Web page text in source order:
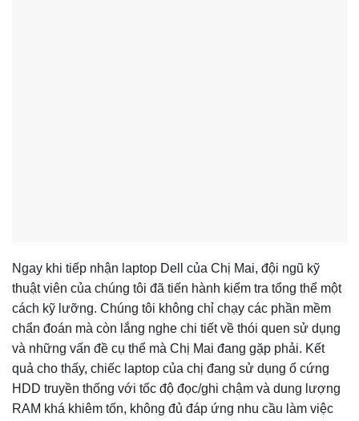
Ngay khi tiếp nhận laptop Dell của Chị Mai, đội ngũ kỹ
thuật viên của chúng tôi đã tiến hành kiểm tra tổng thể một
cách kỹ lưỡng. Chúng tôi không chỉ chạy các phần mềm
chẩn đoán mà còn lắng nghe chi tiết về thói quen sử dụng
và những vấn đề cụ thể mà Chị Mai đang gặp phải. Kết
quả cho thấy, chiếc laptop của chị đang sử dụng ổ cứng
HDD truyền thống với tốc độ đọc/ghi chậm và dung lượng
RAM khá khiêm tốn, không đủ đáp ứng nhu cầu làm việc